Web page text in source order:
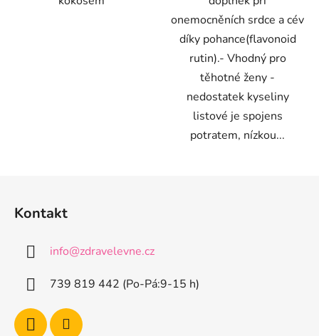
onemocněních srdce a cév
díky pohance(flavonoid
rutin).- Vhodný pro
těhotné ženy -
nedostatek kyseliny
listové je spojens
potratem, nízkou...
Kontakt
info@zdravelevne.cz
739 819 442 (Po-Pá:9-15 h)